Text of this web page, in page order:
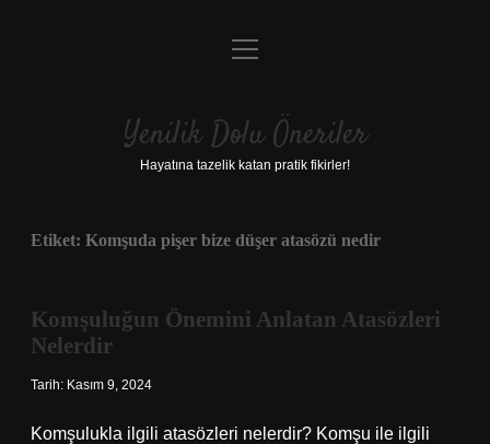
Anasayfa
Yasal Uyarı
menüyü
Yenilik Dolu Öneriler
Hayatına tazelik katan pratik fikirler!
Etiket: Komşuda pişer bize düşer atasözü nedir
Komşuluğun Önemini Anlatan Atasözleri
Nelerdir
Tarih: Kasım 9, 2024
Komşulukla ilgili atasözleri nelerdir? Komşu ile ilgili